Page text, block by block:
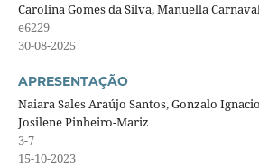
Carolina Gomes da Silva, Manuella
e6229
30-08-2025
APRESENTAÇÃO
Naiara Sales Araújo Santos, Gonzalo
Josilene Pinheiro-Mariz
3-7
15-10-2023